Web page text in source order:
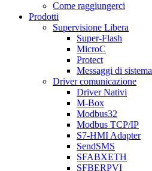
Come raggiungerci
Prodotti
Supervisione Libera
Super-Flash
MicroC
Protect
Messaggi di sistema
Driver comunicazione
Driver Nativi
M-Box
Modbus32
Modbus TCP/IP
S7-HMI Adapter
SendSMS
SFABXETH
SFBERPVI